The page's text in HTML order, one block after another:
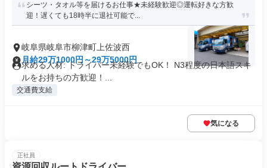
シーツ・タオル等を届けるお仕事★未経験歓迎◎運転好きな方歓
迎！遅くても18時半に退社可能で...
岐阜県岐阜市柳津町上佐波西
月給29万1000円～29万5000円
求める人材: ドライバー未経験でもOK！ N3程度の日本語スキ
ルをお持ちの方歓迎！...
交通費支給
気になる
正社員